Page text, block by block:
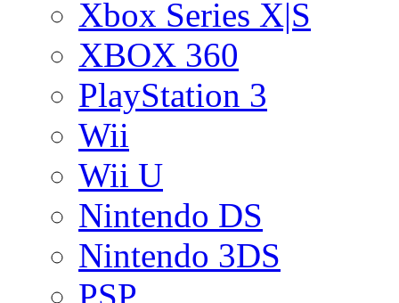
Xbox Series X|S
XBOX 360
PlayStation 3
Wii
Wii U
Nintendo DS
Nintendo 3DS